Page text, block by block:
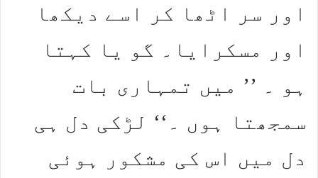
اور سر اٹھا کر اسے دیکھا
اور مسکرایا۔ گو یا کہتا
ہو ۔ ’’ میں تمہاری بات
سمجھتا ہوں ۔‘‘ لڑکی دل ہی
دل میں اس کی مشکور ہوئی